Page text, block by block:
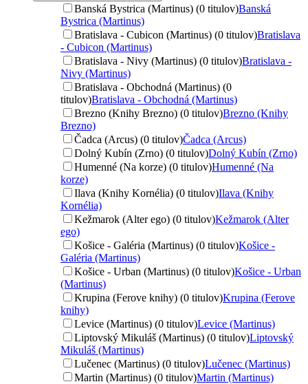
Banská Bystrica (Martinus) (0 titulov)Banská
Bystrica (Martinus)
Bratislava - Cubicon (Martinus) (0 titulov)Bratislava
- Cubicon (Martinus)
Bratislava - Nivy (Martinus) (0 titulov)Bratislava -
Nivy (Martinus)
Bratislava - Obchodná (Martinus) (0
titulov)Bratislava - Obchodná (Martinus)
Brezno (Knihy Brezno) (0 titulov)Brezno (Knihy
Brezno)
Čadca (Arcus) (0 titulov)Čadca (Arcus)
Dolný Kubín (Zrno) (0 titulov)Dolný Kubín (Zrno)
Humenné (Na korze) (0 titulov)Humenné (Na
korze)
Ilava (Knihy Kornélia) (0 titulov)Ilava (Knihy
Kornélia)
Kežmarok (Alter ego) (0 titulov)Kežmarok (Alter
ego)
Košice - Galéria (Martinus) (0 titulov)Košice -
Galéria (Martinus)
Košice - Urban (Martinus) (0 titulov)Košice - Urban
(Martinus)
Krupina (Ferove knihy) (0 titulov)Krupina (Ferove
knihy)
Levice (Martinus) (0 titulov)Levice (Martinus)
Liptovský Mikuláš (Martinus) (0 titulov)Liptovský
Mikuláš (Martinus)
Lučenec (Martinus) (0 titulov)Lučenec (Martinus)
Martin (Martinus) (0 titulov)Martin (Martinus)